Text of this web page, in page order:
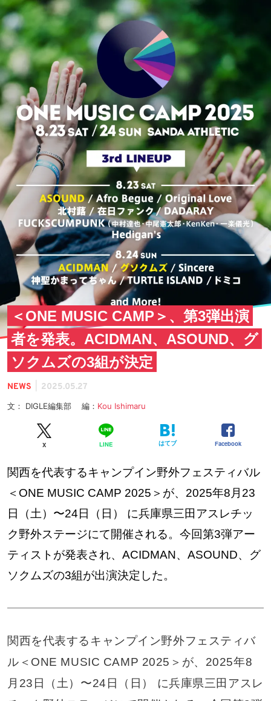
＜ONE MUSIC CAMP＞、第3弾出演
者を発表。ACIDMAN、ASOUND、グ
ソクムズの3組が決定
NEWS 2025.05.27
文： DIGLE編集部 編： Kou Ishimaru
X LINE はてブ Facebook
関西を代表するキャンプイン野外フェスティバル
＜ONE MUSIC CAMP 2025＞が、2025年8月23
日（土）〜24日（日） に兵庫県三田アスレチッ
ク野外ステージにて開催される。今回第3弾アー
ティストが発表され、ACIDMAN、ASOUND、グ
ソクムズの3組が出演決定した。
関西を代表するキャンプイン野外フェスティバ
ル＜ONE MUSIC CAMP 2025＞が、2025年8
月23日（土）〜24日（日） に兵庫県三田アスレ